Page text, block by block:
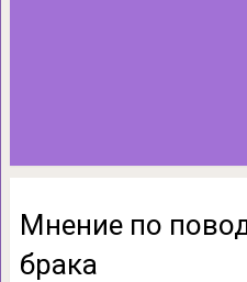
Мнение по
брака